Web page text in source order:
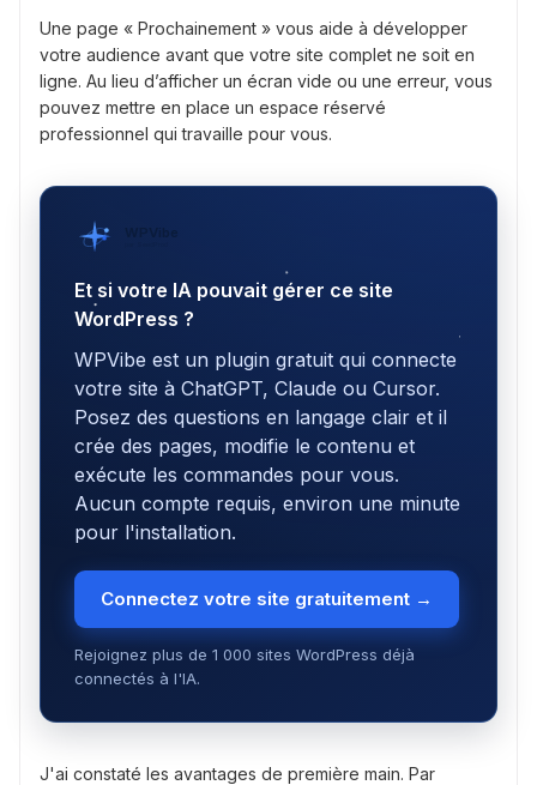
Une page « Prochainement » vous aide à développer
votre audience avant que votre site complet ne soit en
ligne. Au lieu d’afficher un écran vide ou une erreur, vous
pouvez mettre en place un espace réservé
professionnel qui travaille pour vous.
WPVibe
Et si votre IA pouvait gérer ce site
WordPress ?
WPVibe est un plugin gratuit qui connecte
votre site à ChatGPT, Claude ou Cursor.
Posez des questions en langage clair et il
crée des pages, modifie le contenu et
exécute les commandes pour vous.
Aucun compte requis, environ une minute
pour l'installation.
Connectez votre site gratuitement →
Rejoignez plus de 1 000 sites WordPress déjà
connectés à l'IA.
J'ai constaté les avantages de première main. Par